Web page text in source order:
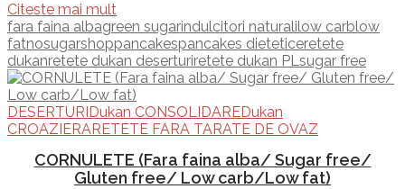
Citeste mai mult
fara faina albagreen sugarindulcitori naturalilow carblow
fatnosugarshoppancakespancakes dieteticeretete
dukanretete dukan deserturiretete dukan PLsugar free
DESERTURIDukan CONSOLIDAREDukan
CROAZIERARETETE FARA TARATE DE OVAZ
CORNULETE (Fara faina alba/ Sugar free/
Gluten free/ Low carb/Low fat)